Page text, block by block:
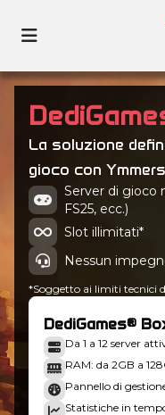
La soluzione
gioco con
Server di gioco
FS25, ecc.)
Slot illimitati*
Nessun
*Soggetto ai limiti tecnici
DediGames®
Da 1 a 12 server
RAM: da 2GB a
Pannello di
Statistiche in